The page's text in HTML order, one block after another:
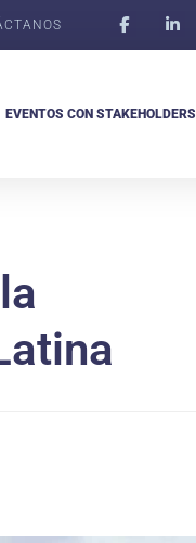
EVENTOS CON STAKEHOLDERS